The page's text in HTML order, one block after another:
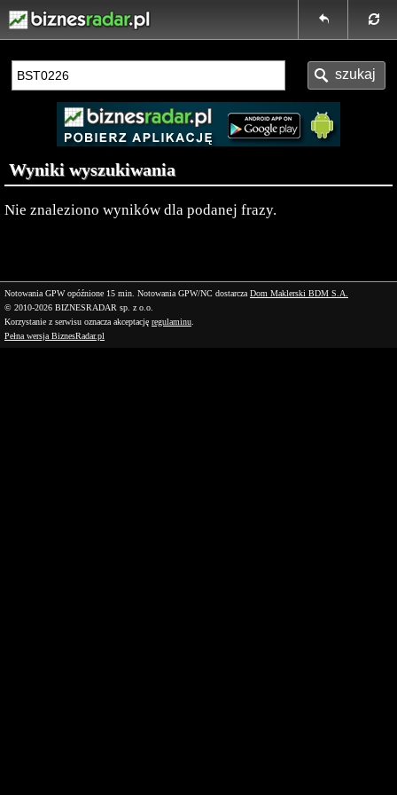
Wyniki wyszukiwania
Nie znaleziono wyników dla podanej frazy.
Notowania GPW opóźnione 15 min. Notowania GPW/NC dostarcza Dom Maklerski BDM S.A.
© 2010-2026 BIZNESRADAR sp. z o.o.
Korzystanie z serwisu oznacza akceptację regulaminu
Pełna wersja BiznesRadar.pl